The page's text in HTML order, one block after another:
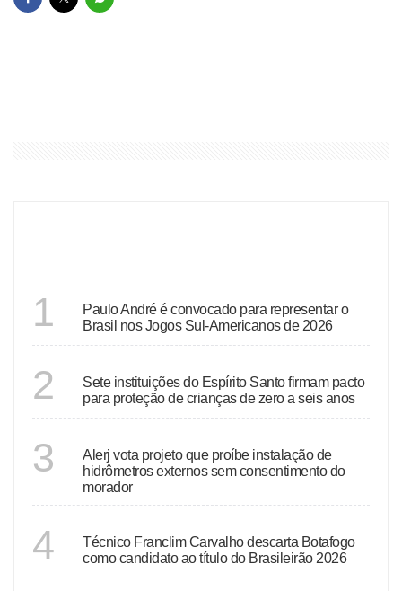
1
Paulo André é convocado para representar o
Brasil nos Jogos Sul-Americanos de 2026
2
Sete instituições do Espírito Santo firmam pacto
para proteção de crianças de zero a seis anos
3
Alerj vota projeto que proíbe instalação de
hidrômetros externos sem consentimento do
morador
4
Técnico Franclim Carvalho descarta Botafogo
como candidato ao título do Brasileirão 2026